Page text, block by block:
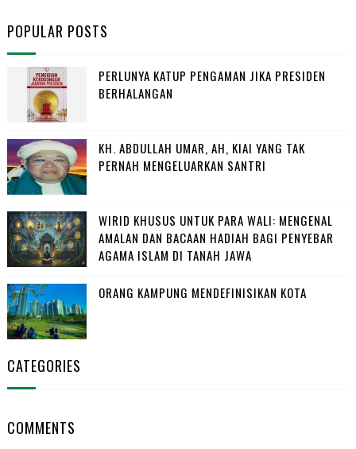
POPULAR POSTS
PERLUNYA KATUP PENGAMAN JIKA PRESIDEN
BERHALANGAN
KH. ABDULLAH UMAR, AH, KIAI YANG TAK
PERNAH MENGELUARKAN SANTRI
WIRID KHUSUS UNTUK PARA WALI: MENGENAL
AMALAN DAN BACAAN HADIAH BAGI PENYEBAR
AGAMA ISLAM DI TANAH JAWA
ORANG KAMPUNG MENDEFINISIKAN KOTA
CATEGORIES
COMMENTS